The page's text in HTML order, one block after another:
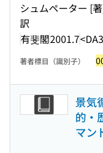
シュムペーター [
訳
有斐閣2001.7
著者標目（識別子）
景気
的・
マン